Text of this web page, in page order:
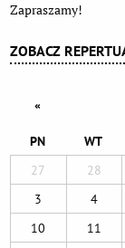
ZOBACZ
«
PN WT
27
28
3
4
10
11
Zapraszamy!